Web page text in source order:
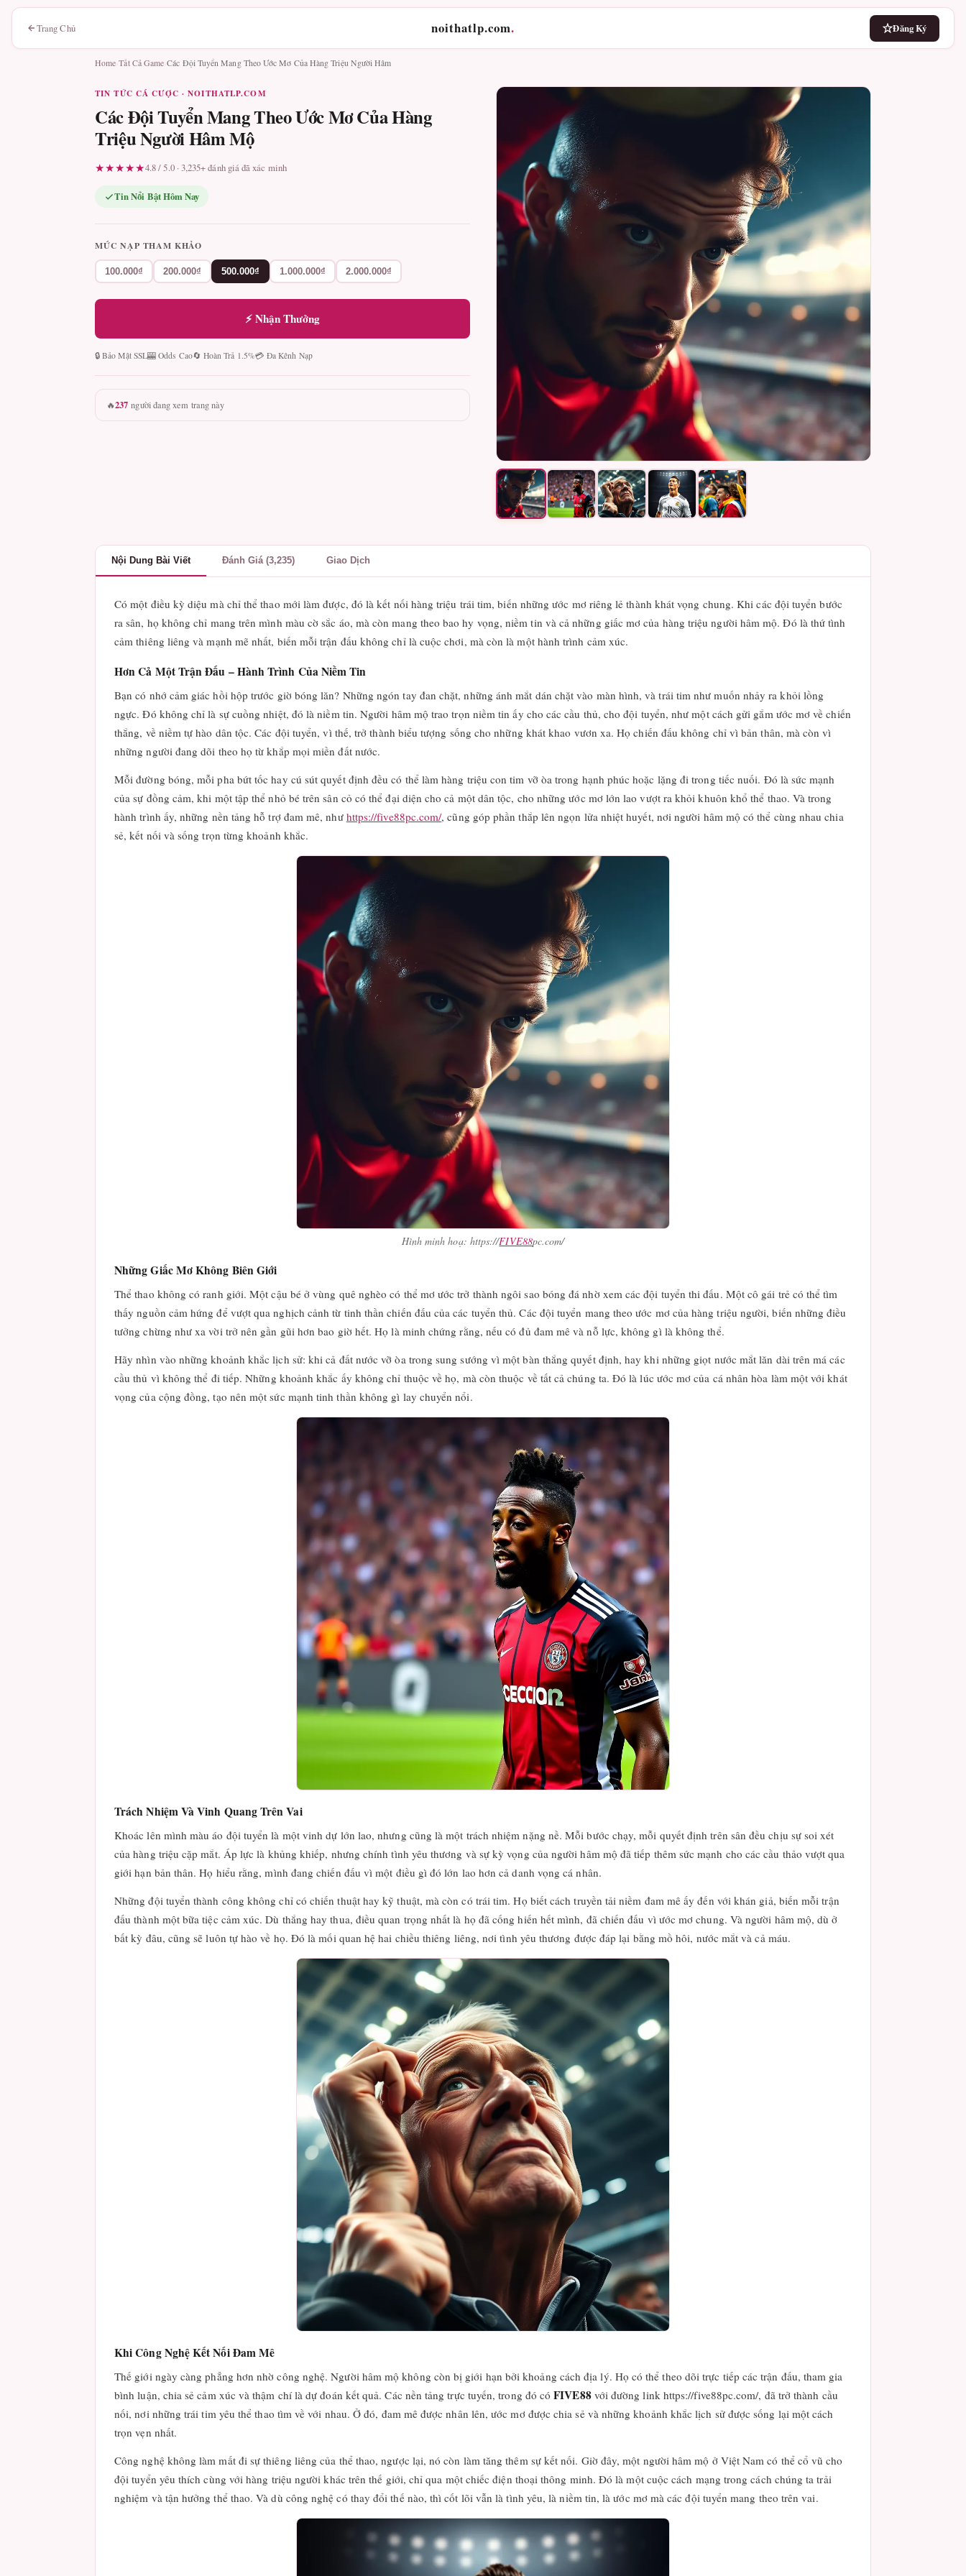
Trang Chủ noithatlp.com. Đăng Ký
Home ›Tất Cả Game ›Các Đội Tuyển Mang Theo Ước Mơ Của Hàng Triệu Người Hâm
TIN TỨC CÁ CƯỢC · NOITHATLP.COM
Các Đội Tuyển Mang Theo Ước Mơ Của Hàng
Triệu Người Hâm Mộ
★★★★★4.8 / 5.0 · 3,235+ đánh giá đã xác minh
Tin Nổi Bật Hôm Nay
MỨC NẠP THAM KHẢO
100.000₫ 200.000₫ 500.000₫ 1.000.000₫ 2.000.000₫
⚡ Nhận Thưởng
🔒 Bảo Mật SSL🎰 Odds Cao🔄 Hoàn Trả 1.5%💳 Đa Kênh Nạp
🔥237 người đang xem trang này
Nội Dung Bài Viết Đánh Giá (3,235) Giao Dịch
Có một điều kỳ diệu mà chỉ thể thao mới làm được, đó là kết nối hàng triệu trái tim, biến những ước mơ riêng lẻ thành khát vọng chung. Khi các đội tuyển bước
ra sân, họ không chỉ mang trên mình màu cờ sắc áo, mà còn mang theo bao hy vọng, niềm tin và cả những giấc mơ của hàng triệu người hâm mộ. Đó là thứ tình
cảm thiêng liêng và mạnh mẽ nhất, biến mỗi trận đấu không chỉ là cuộc chơi, mà còn là một hành trình cảm xúc.
Hơn Cả Một Trận Đấu – Hành Trình Của Niềm Tin
Bạn có nhớ cảm giác hồi hộp trước giờ bóng lăn? Những ngón tay đan chặt, những ánh mắt dán chặt vào màn hình, và trái tim như muốn nhảy ra khỏi lồng
ngực. Đó không chỉ là sự cuồng nhiệt, đó là niềm tin. Người hâm mộ trao trọn niềm tin ấy cho các cầu thủ, cho đội tuyển, như một cách gửi gắm ước mơ về chiến
thắng, về niềm tự hào dân tộc. Các đội tuyển, vì thế, trở thành biểu tượng sống cho những khát khao vươn xa. Họ chiến đấu không chỉ vì bản thân, mà còn vì
những người đang dõi theo họ từ khắp mọi miền đất nước.
Mỗi đường bóng, mỗi pha bứt tốc hay cú sút quyết định đều có thể làm hàng triệu con tim vỡ òa trong hạnh phúc hoặc lặng đi trong tiếc nuối. Đó là sức mạnh
của sự đồng cảm, khi một tập thể nhỏ bé trên sân cỏ có thể đại diện cho cả một dân tộc, cho những ước mơ lớn lao vượt ra khỏi khuôn khổ thể thao. Và trong
hành trình ấy, những nền tảng hỗ trợ đam mê, như https://five88pc.com/, cũng góp phần thắp lên ngọn lửa nhiệt huyết, nơi người hâm mộ có thể cùng nhau chia
sẻ, kết nối và sống trọn từng khoảnh khắc.
Hình minh hoạ: https://FIVE88pc.com/
Những Giấc Mơ Không Biên Giới
Thể thao không có ranh giới. Một cậu bé ở vùng quê nghèo có thể mơ ước trở thành ngôi sao bóng đá nhờ xem các đội tuyển thi đấu. Một cô gái trẻ có thể tìm
thấy nguồn cảm hứng để vượt qua nghịch cảnh từ tinh thần chiến đấu của các tuyển thủ. Các đội tuyển mang theo ước mơ của hàng triệu người, biến những điều
tưởng chừng như xa vời trở nên gần gũi hơn bao giờ hết. Họ là minh chứng rằng, nếu có đủ đam mê và nỗ lực, không gì là không thể.
Hãy nhìn vào những khoảnh khắc lịch sử: khi cả đất nước vỡ òa trong sung sướng vì một bàn thắng quyết định, hay khi những giọt nước mắt lăn dài trên má các
cầu thủ vì không thể đi tiếp. Những khoảnh khắc ấy không chỉ thuộc về họ, mà còn thuộc về tất cả chúng ta. Đó là lúc ước mơ của cá nhân hòa làm một với khát
vọng của cộng đồng, tạo nên một sức mạnh tinh thần không gì lay chuyển nổi.
Trách Nhiệm Và Vinh Quang Trên Vai
Khoác lên mình màu áo đội tuyển là một vinh dự lớn lao, nhưng cũng là một trách nhiệm nặng nề. Mỗi bước chạy, mỗi quyết định trên sân đều chịu sự soi xét
của hàng triệu cặp mắt. Áp lực là khủng khiếp, nhưng chính tình yêu thương và sự kỳ vọng của người hâm mộ đã tiếp thêm sức mạnh cho các cầu thảo vượt qua
giới hạn bản thân. Họ hiểu rằng, mình đang chiến đấu vì một điều gì đó lớn lao hơn cả danh vọng cá nhân.
Những đội tuyển thành công không chỉ có chiến thuật hay kỹ thuật, mà còn có trái tim. Họ biết cách truyền tải niềm đam mê ấy đến với khán giả, biến mỗi trận
đấu thành một bữa tiệc cảm xúc. Dù thắng hay thua, điều quan trọng nhất là họ đã cống hiến hết mình, đã chiến đấu vì ước mơ chung. Và người hâm mộ, dù ở
bất kỳ đâu, cũng sẽ luôn tự hào về họ. Đó là mối quan hệ hai chiều thiêng liêng, nơi tình yêu thương được đáp lại bằng mồ hôi, nước mắt và cả máu.
Khi Công Nghệ Kết Nối Đam Mê
Thế giới ngày càng phẳng hơn nhờ công nghệ. Người hâm mộ không còn bị giới hạn bởi khoảng cách địa lý. Họ có thể theo dõi trực tiếp các trận đấu, tham gia
bình luận, chia sẻ cảm xúc và thậm chí là dự đoán kết quả. Các nền tảng trực tuyến, trong đó cóFIVE88với đường link https://five88pc.com/, đã trở thành cầu
nối, nơi những trái tim yêu thể thao tìm về với nhau. Ở đó, đam mê được nhân lên, ước mơ được chia sẻ và những khoảnh khắc lịch sử được sống lại một cách
trọn vẹn nhất.
Công nghệ không làm mất đi sự thiêng liêng của thể thao, ngược lại, nó còn làm tăng thêm sự kết nối. Giờ đây, một người hâm mộ ở Việt Nam có thể cổ vũ cho
đội tuyển yêu thích cùng với hàng triệu người khác trên thế giới, chỉ qua một chiếc điện thoại thông minh. Đó là một cuộc cách mạng trong cách chúng ta trải
nghiệm và tận hưởng thể thao. Và dù công nghệ có thay đổi thế nào, thì cốt lõi vẫn là tình yêu, là niềm tin, là ước mơ mà các đội tuyển mang theo trên vai.